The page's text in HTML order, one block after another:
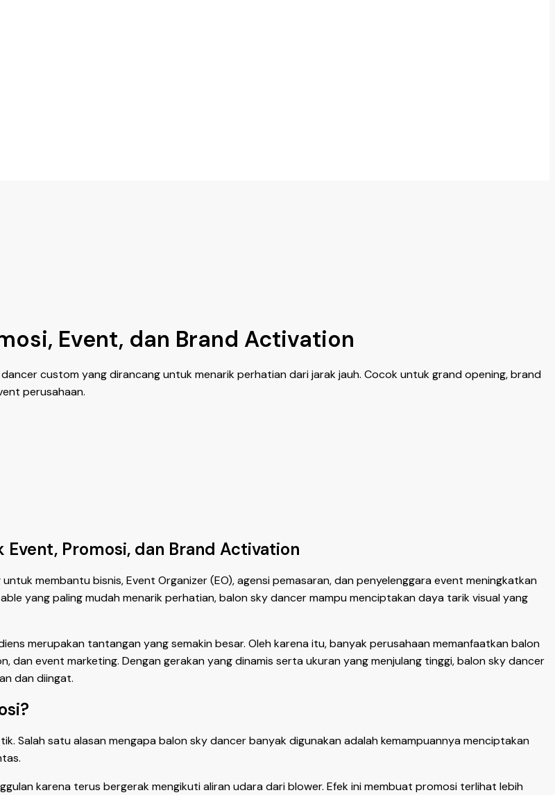
Event, dan Brand Activation
custom yang dirancang untuk menarik perhatian dari jarak jauh. Cocok untuk grand opening, brand
perusahaan.
Promosi, dan Brand Activation
membantu bisnis, Event Organizer (EO), agensi pemasaran, dan penyelenggara event meningkatkan
yang paling mudah menarik perhatian, balon sky dancer mampu menciptakan daya tarik visual yang
merupakan tantangan yang semakin besar. Oleh karena itu, banyak perusahaan memanfaatkan balon
event marketing. Dengan gerakan yang dinamis serta ukuran yang menjulang tinggi, balon sky dancer
dan diingat.
Salah satu alasan mengapa balon sky dancer banyak digunakan adalah kemampuannya menciptakan
karena terus bergerak mengikuti aliran udara dari blower. Efek ini membuat promosi terlihat lebih